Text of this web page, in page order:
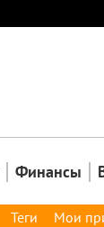
Финансы
Теги Мои